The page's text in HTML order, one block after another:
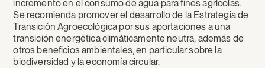
incremento en el consumo de agua para fines agrícolas.
Se recomienda promover el desarrollo de la Estrategia de
Transición Agroecológica por sus aportaciones a una
transición energética climáticamente neutra, además de
otros beneficios ambientales, en particular sobre la
biodiversidad y la economía circular.